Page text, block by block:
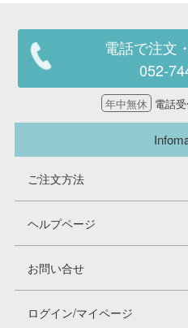
電話で注文
052-
年中無休 電話
ご注文方法
ヘルプページ
お問い合せ
ログイン/マイページ